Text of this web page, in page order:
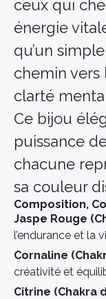
ceux qui
énergie
qu’un
chemin vers
clarté
Ce bijou
puissance
chacune
sa couleur
Composition,
Jaspe Rouge
l’endurance et la
Cornaline
créativité et
Citrine (Chakra